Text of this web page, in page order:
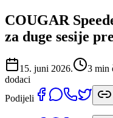
COUGAR
za duge sesije
15. juni 2026. 3 min
dodaci
Podijeli